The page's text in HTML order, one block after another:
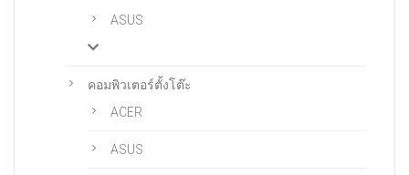
ASUS
คอมพิวเตอร์ตั้งโต๊ะ
ACER
ASUS